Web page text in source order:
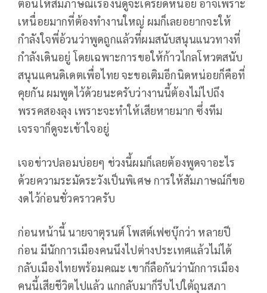
ตอนให้สัมภาษณ์เรื่องนี้ดูจะเครียดหน่อย อาจเพราะ
เหนื่อยมากที่ต้องทำงานใหญ่ ผมก็เลยอยากจะให้
กำลังใจพี่อ้วนว่าพูดถูกแล้วที่ผมสนับสนุนแนวทางที่
กำลังเดินอยู่ โดยเฉพาะการขอให้ก้าวไกลโหวตสนับ
สนุนแคนดิเดตเพื่อไทย จะขอเติมอีกนิดหน่อยก็คือที่
คุยกัน ผมพูดไว้ด้วยนะครับว่างานนี้ต้องไม่ไปถึง
พรรคสองลุง เพราะจะทำให้เสียหายมาก ซึ่งทีม
เจรจาก็ดูจะเข้าใจอยู่
เจอข่าวปลอมบ่อยๆ ช่วงนี้ผมก็เลยต้องพูดจาอะไร
ด้วยความระมัดระวังเป็นพิเศษ การให้สัมภาษณ์ก็ขอ
งดไว้ก่อนชั่วคราวครับ
ก่อนหน้านี้ นายจาตุรนต์ โพสต์เฟซบุ๊กว่า หลายปี
ก่อน มีนักการเมืองคนนึงไปต่างประเทศแล้วไม่ได้
กลับเมืองไทยพร้อมคณะ เขาก็ลือกันว่านักการเมือง
คนนี้เสียชีวิตไปแล้ว แกกลับมาก็รีบไปใต้ถุนสภา